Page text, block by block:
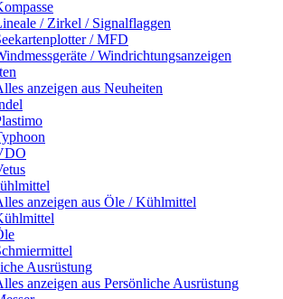
/ Zirkel / Signalflaggen
/ MFD
/ Windrichtungsanzeigen
anzeigen aus Neuheiten
anzeigen aus Öle / Kühlmittel
Ausrüstung
anzeigen aus Persönliche Ausrüstung